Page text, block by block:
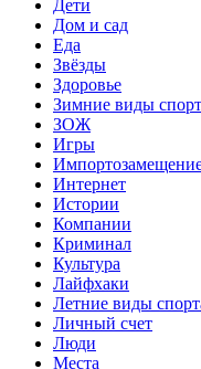
Дети
Дом и сад
Еда
Звёзды
Здоровье
Зимние виды
ЗОЖ
Игры
Интернет
Истории
Компании
Криминал
Культура
Лайфхаки
Летние виды
Личный счет
Люди
Места